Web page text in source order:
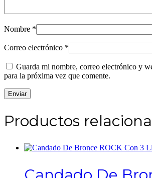
Nombre *
Correo electrónico *
Guarda mi nombre, correo electrónico y
para la próxima vez que comente.
Productos